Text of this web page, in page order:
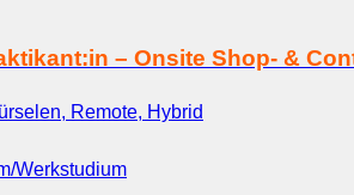
– Onsite Shop- &
Remote, Hybrid
Werkstudium